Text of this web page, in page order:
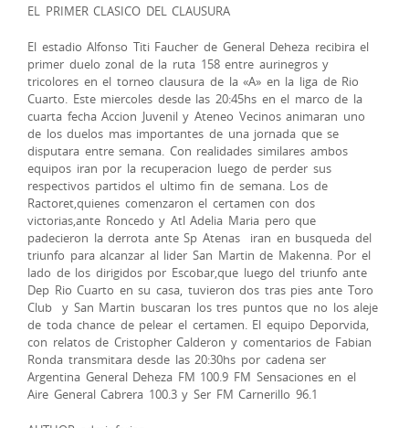
EL PRIMER CLASICO DEL CLAUSURA
El estadio Alfonso Titi Faucher de General Deheza recibira el
primer duelo zonal de la ruta 158 entre aurinegros y
tricolores en el torneo clausura de la «A» en la liga de Rio
Cuarto. Este miercoles desde las 20:45hs en el marco de la
cuarta fecha Accion Juvenil y Ateneo Vecinos animaran uno
de los duelos mas importantes de una jornada que se
disputara entre semana. Con realidades similares ambos
equipos iran por la recuperacion luego de perder sus
respectivos partidos el ultimo fin de semana. Los de
Ractoret,quienes comenzaron el certamen con dos
victorias,ante Roncedo y Atl Adelia Maria pero que
padecieron la derrota ante Sp Atenas iran en busqueda del
triunfo para alcanzar al lider San Martin de Makenna. Por el
lado de los dirigidos por Escobar,que luego del triunfo ante
Dep Rio Cuarto en su casa, tuvieron dos tras pies ante Toro
Club y San Martin buscaran los tres puntos que no los aleje
de toda chance de pelear el certamen. El equipo Deporvida,
con relatos de Cristopher Calderon y comentarios de Fabian
Ronda transmitara desde las 20:30hs por cadena ser
Argentina General Deheza FM 100.9 FM Sensaciones en el
Aire General Cabrera 100.3 y Ser FM Carnerillo 96.1